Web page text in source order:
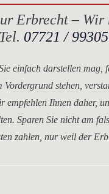
Erbrecht –
Tel. 07721 /
einfach darstellen
stehen,
empfehlen Ihnen daher,
Sparen Sie nicht am
zahlen, nur weil der